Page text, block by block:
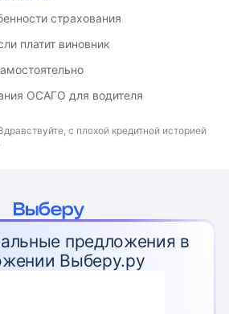
страхования
платит виновник
ОСАГО для водителя
с плохой кредитной историей
предложения в
Выберу.ру